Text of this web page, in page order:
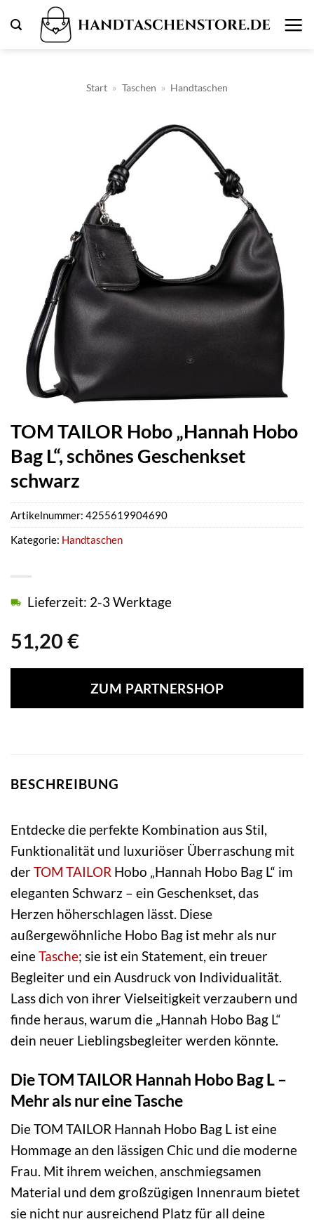
Inhalt
Start » Taschen » Handtaschen
TOM TAILOR Hobo „Hannah Hobo
Bag L“, schönes Geschenkset
schwarz
51,20 €
Lieferzeit: 2-3 Werktage
ZUM PARTNERSHOP
Artikelnummer: 4255619904690
Kategorie: Handtaschen
BESCHREIBUNG
Entdecke die perfekte Kombination aus Stil,
Funktionalität und luxuriöser Überraschung mit
derTOM TAILOR Hobo „Hannah Hobo Bag L“ im
eleganten Schwarz – ein Geschenkset, das
Herzen höherschlagen lässt. Diese
außergewöhnliche Hobo Bag ist mehr als nur
eineTasche; sie ist ein Statement, ein treuer
Begleiter und ein Ausdruck von Individualität.
Lass dich von ihrer Vielseitigkeit verzaubern und
finde heraus, warum die „Hannah Hobo Bag L“
dein neuer Lieblingsbegleiter werden könnte.
Die TOM TAILOR Hannah Hobo Bag L –
Mehr als nur eine Tasche
Die TOM TAILOR Hannah Hobo Bag L ist eine
Hommage an den lässigen Chic und die moderne
Frau. Mit ihrem weichen, anschmiegsamen
Material und dem großzügigen Innenraum bietet
sie nicht nur ausreichend Platz für all deine